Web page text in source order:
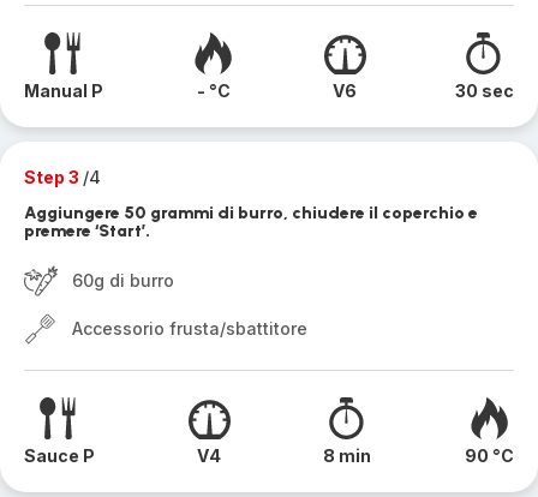
Manual P - °C V6 30 sec
Step 3 /4
Aggiungere 50 grammi di burro, chiudere il coperchio e
premere ‘Start’.
60g di burro
Accessorio frusta/sbattitore
Sauce P V4 8 min 90 °C